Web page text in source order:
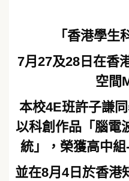
「香港學生
7月27及28日在香
空間
本校4E班許子謙
以科創作品「腦電
統」，榮獲高中組
並在8月4日於香港